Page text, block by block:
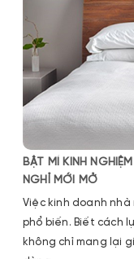
BẬT MÍ KINH
NGHỈ MỚI MỞ
Việc kinh doanh
phổ biến. Biết cách
không chỉ mang lại